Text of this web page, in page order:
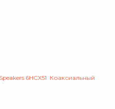
Коаксиальный